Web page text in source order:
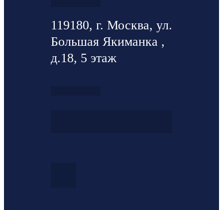
119180, г. Москва, ул.
Большая Якиманка ,
д.18, 5 этаж